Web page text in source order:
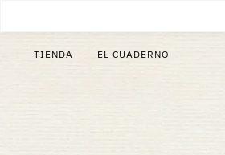
TIENDA EL CUADERNO